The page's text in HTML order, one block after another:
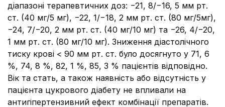
діапазоні терапевтичних доз: −21, 8/−16, 5 мм рт.
ст. (40 мг/5 мг), −22, 1/−18, 2 мм рт. ст. (80 мг/5мг),
−24, 7/−20, 2 мм рт. ст. (40 мг/10 мг) та −26, 4/−20,
1 мм рт. ст. (80 мг/10 мг). Зниження діастолічного
тиску крові < 90 мм рт. ст. було досягнуто у 71, 6
%, 74, 8 %, 82, 1 %, 85, 3 % пацієнтів відповідно.
Вік та стать, а також наявність або відсутність у
пацієнта цукрового діабету не впливали на
антигіпертензивний ефект комбінації препаратів.